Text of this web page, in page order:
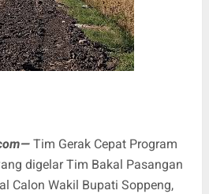
Tim Gerak Cepat Program
digelar Tim Bakal Pasangan
Calon Wakil Bupati Soppeng,